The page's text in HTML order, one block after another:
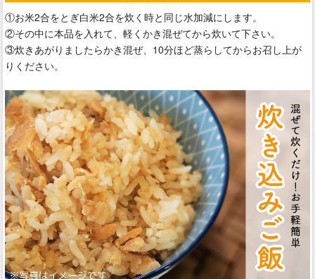
①お米2合をとぎ白米2合を炊く時と同じ水加減にします。
②その中に本品を入れて、軽くかき混ぜてから炊いて下さい。
③炊きあがりましたらかき混ぜ、10分ほど蒸らしてからお召し上が
りください。